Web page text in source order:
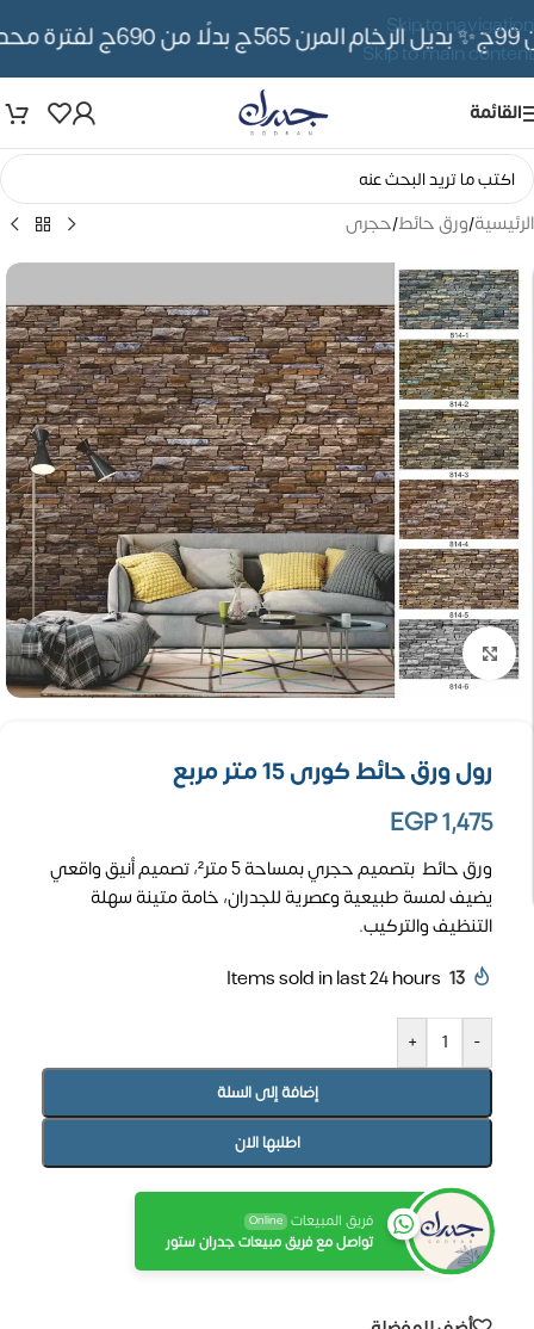
Skip to navigation
Skip to main content
✨ بديل الرخام المرن 565ج بدلًا من 690ج لفترة محدوده
القائمة
الرئيسية/ورق حائط/حجرى
تكبير الصورة
رول ورق حائط كورى 15 متر مربع
EGP1,475
ورق حائط بتصميم حجري بمساحة 5 متر²، تصميم أنيق واقعي
يضيف لمسة طبيعية وعصرية للجدران، خامة متينة سهلة
التنظيف والتركيب.
13
Items sold in last 24 hours
-
+
إضافة إلى السلة
اطلبها الان
فريق المبيعات Online
تواصل مع فريق مبيعات جدران ستور